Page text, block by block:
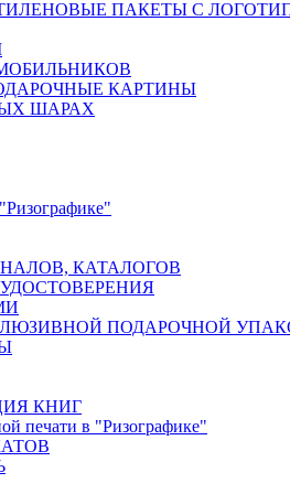
ПАКЕТЫ С
КАРТИНЫ
ШАРАХ
КАТАЛОГОВ
ПОДАРОЧНОЙ
КНИГ